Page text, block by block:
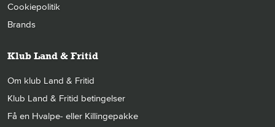
Cookiepolitik
Brands
Klub Land & Fritid
Om klub Land & Fritid
Klub Land & Fritid betingelser
Få en Hvalpe- eller Killingepakke